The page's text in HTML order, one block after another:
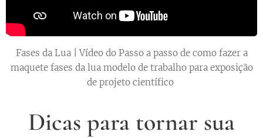
Fases da Lua | Vídeo do Passo a passo de como fazer a
maquete fases da lua modelo de trabalho para exposição
de projeto científico
Dicas para tornar sua